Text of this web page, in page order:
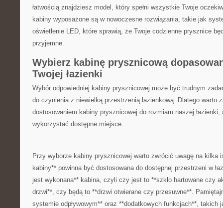
łatwością znajdziesz model, który spełni wszystkie Twoje
kabiny wyposażone są w nowoczesne rozwiązania, takie ⁣jak
oświetlenie LED, które sprawią, że Twoje codzienne prysznice
przyjemne.
Wybierz kabinę prysznicową
Twojej łazienki
Wybór‌ odpowiedniej ‌kabiny ⁢prysznicowej może ‍być trudnym
do ‌czynienia z niewielką ⁣przestrzenią łazienkową. Dlatego warto​
dostosowaniem kabiny prysznicowej do rozmiaru naszej⁢
wykorzystać dostępne miejsce.
Przy wyborze kabiny prysznicowej warto zwrócić uwagę na kilka​
kabiny** powinna być ‍dostosowana do dostępnej przestrzeni​ w
jest‍ wykonana**‍ kabina, czyli czy jest to **szkło hartowane czy⁢
drzwi**, czy będą ⁣to **drzwi otwierane czy przesuwne**.
systemie⁤ odpływowym** oraz **dodatkowych funkcjach**, takich⁢